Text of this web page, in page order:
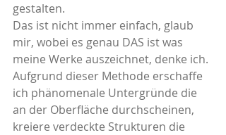
gestalten.
Das ist nicht immer einfach, glaub
mir, wobei es genau DAS ist was
meine Werke auszeichnet, denke ich.
Aufgrund dieser Methode erschaffe
ich phänomenale Untergründe die
an der Oberfläche durchscheinen,
kreiere verdeckte Strukturen die